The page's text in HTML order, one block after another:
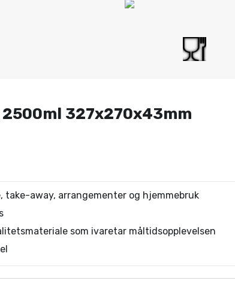
327x270x43mm
away, arrangementer og hjemmebruk
som ivaretar måltidsopplevelsen